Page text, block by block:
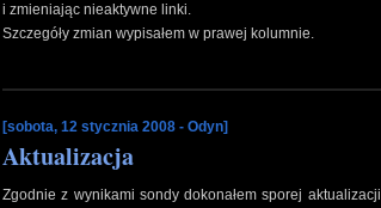
i zmieniając nieaktywne linki.
Szczegóły zmian wypisałem w prawej kolumnie.
[sobota, 12 stycznia 2008 - Odyn]
Aktualizacja
Zgodnie z wynikami sondy dokonałem sporej